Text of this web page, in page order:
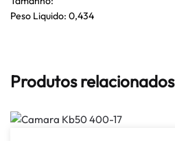
Peso Liquido: 0,434
Produtos relacionados